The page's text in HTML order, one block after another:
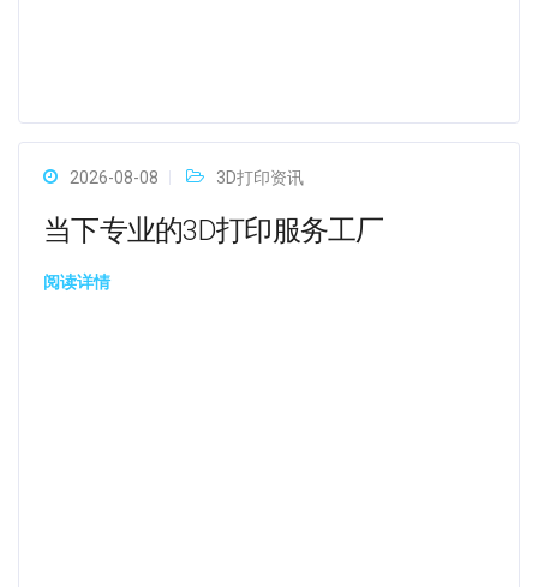
2026-08-08 3D打印资讯
当下专业的3D打印服务工厂
阅读详情